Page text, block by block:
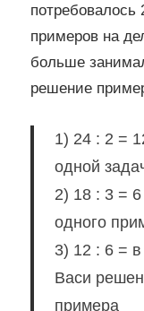
примеров на
больше
решение
1) 24 : 2 =
одной
2) 18 : 3 =
одного
3) 12 : 6 =
Васи
примера